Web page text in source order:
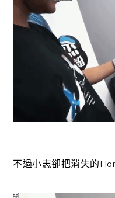
不過小志卻把消失的